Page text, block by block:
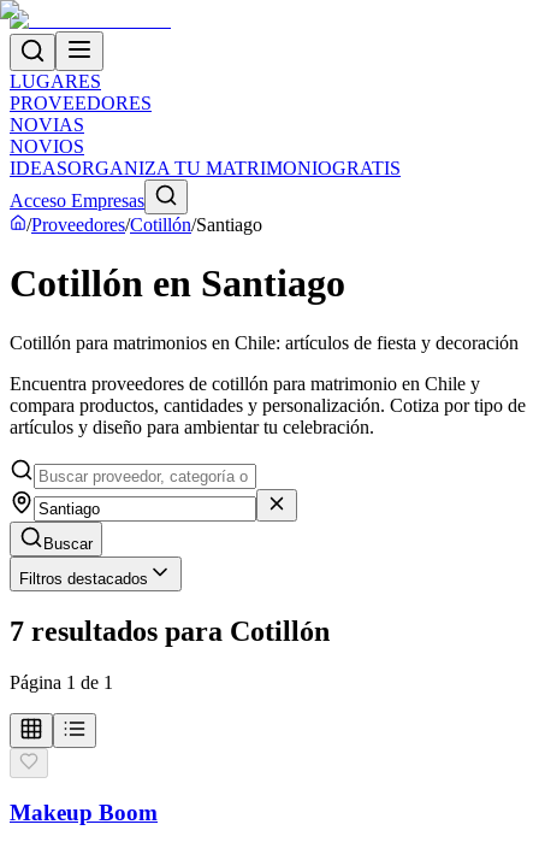
LUGARES
PROVEEDORES
NOVIAS
NOVIOS
IDEASORGANIZA TU MATRIMONIOGRATIS
Acceso Empresas
/Proveedores/Cotillón/Santiago
Cotillón en Santiago
Cotillón para matrimonios en Chile: artículos de fiesta y decoración
Encuentra proveedores de cotillón para matrimonio en Chile y
compara productos, cantidades y personalización. Cotiza por tipo de
artículos y diseño para ambientar tu celebración.
Buscar
Filtros destacados
7 resultados para Cotillón
Página 1 de 1
Makeup Boom